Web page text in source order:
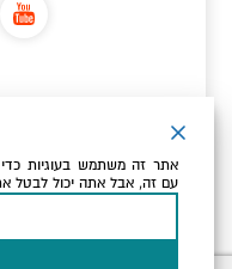
כתובת הדוא"ל שלך
אני מאשר/ת שקראתי
אתר זה משתמש בעוגיות
עם זה, אבל אתה יכול לבטל